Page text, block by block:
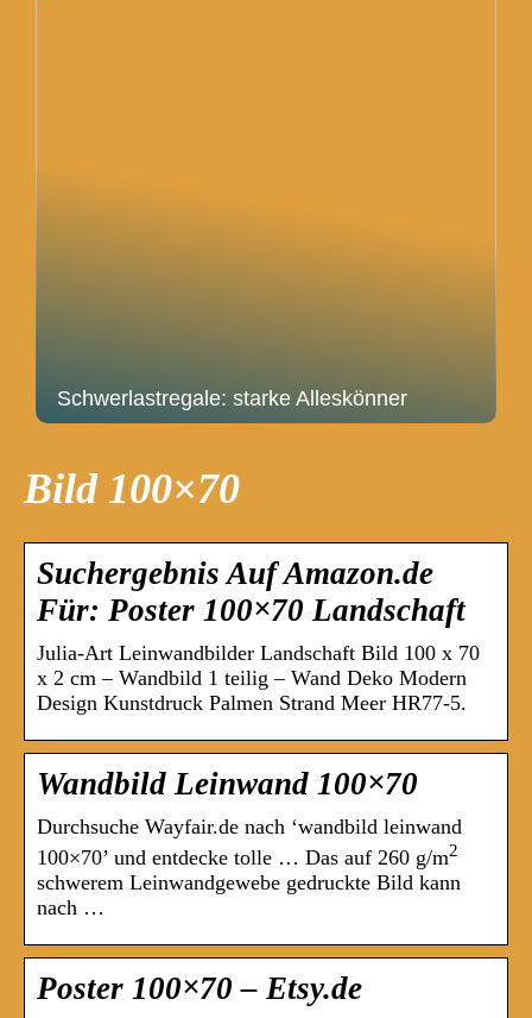
Schwerlastregale: starke Alleskönner
Bild 100×70
Suchergebnis Auf Amazon.de
Für: Poster 100×70 Landschaft
Julia-Art Leinwandbilder Landschaft Bild 100 x 70
x 2 cm – Wandbild 1 teilig – Wand Deko Modern
Design Kunstdruck Palmen Strand Meer HR77-5.
Wandbild Leinwand 100×70
Durchsuche Wayfair.de nach ‘wandbild leinwand
100×70’ und entdecke tolle … Das auf 260 g/m2
schwerem Leinwandgewebe gedruckte Bild kann
nach …
Poster 100×70 – Etsy.de